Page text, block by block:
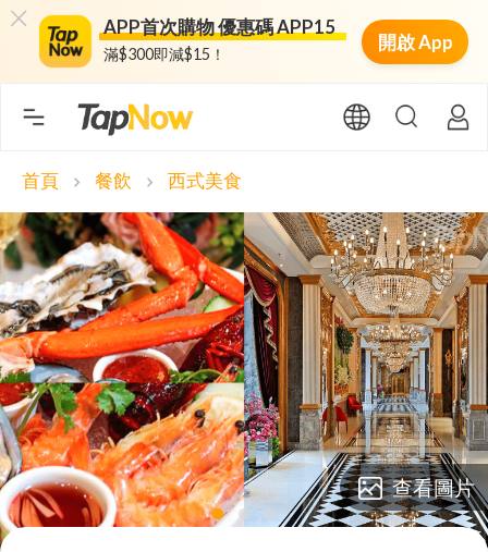
APP首次購物 優惠碼 APP15
滿$300即減$15！
開啟 App
首頁 chevron_right 餐飲 chevron_right 西式美食
lens lens
查看圖片